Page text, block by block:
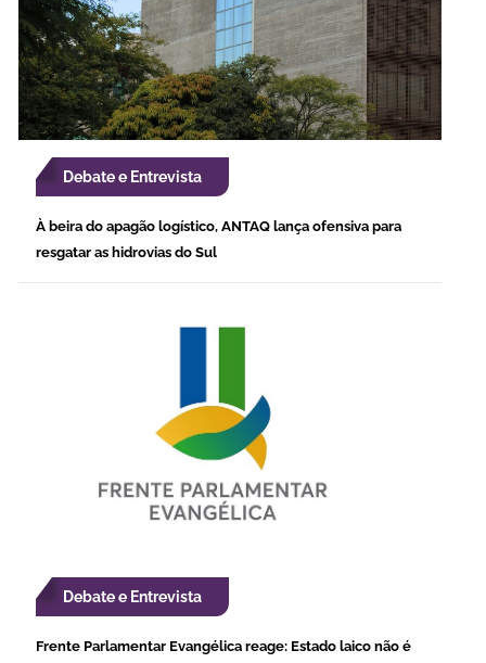
Debate e Entrevista
À beira do apagão logístico, ANTAQ lança ofensiva para
resgatar as hidrovias do Sul
Debate e Entrevista
Frente Parlamentar Evangélica reage: Estado laico não é